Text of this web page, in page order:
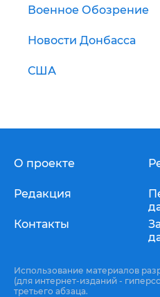
Военное Обозрение
Новости Донбасса
США
О проекте
Редакция
Контакты
Использование материалов
(для интернет-изданий -
третьего абзаца.